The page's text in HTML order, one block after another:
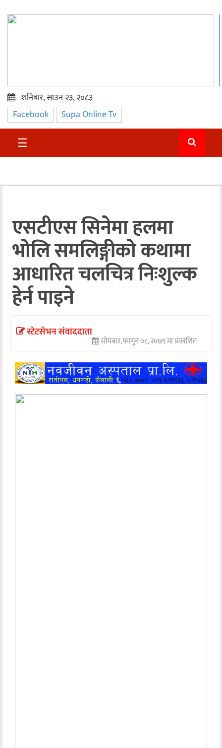
प्रमुख
समाचार
सुदुर
अन्तराष्ट्रिय
अन्तर्वार्ता
अर्थ
खेलकुद
मनोरञ्जन
शनिबार, साउन २३, २०८३
Facebook Supa Online Tv
☰
एसटीएस सिनेमा हलमा
भोलि समलिङ्गीको कथामा
आधारित चलचित्र निःशुल्क
हेर्न पाइने
स्टेटसेभन संवाददाता
सोमबार, फागुन ०८, २०७९ मा प्रकाशित